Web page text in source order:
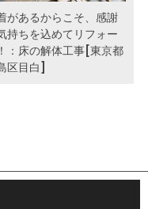
があるからこそ、感謝
持ちを込めてリフォー
：床の解体工事[東京都
区目白]